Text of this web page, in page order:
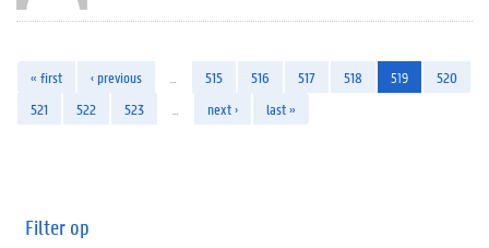
« first ‹ previous 515 516 517 518 519
520
521
522 523 next › last »
Filter op